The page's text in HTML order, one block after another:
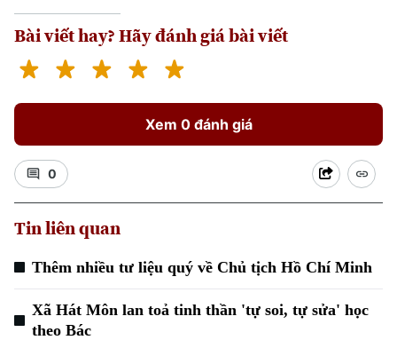
Bài viết hay? Hãy đánh giá bài viết
Xem 0 đánh giá
0
Tin liên quan
Thêm nhiều tư liệu quý về Chủ tịch Hồ Chí Minh
Xã Hát Môn lan toả tinh thần 'tự soi, tự sửa' học
theo Bác